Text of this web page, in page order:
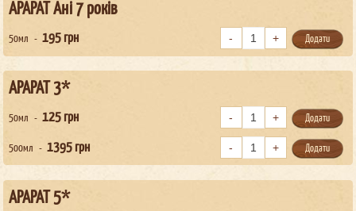
АРАРАТ Ані 7 років
50мл 195 грн Додати
АРАРАТ 3*
50мл 125 грн Додати
500мл 1395 грн Додати
АРАРАТ 5*